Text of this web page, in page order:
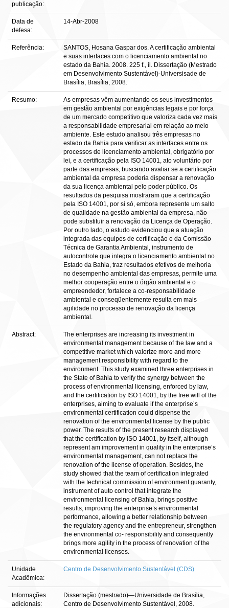
publicação:
Data de
defesa:
14-Abr-2008
Referência:
SANTOS, Hosana Gaspar dos. A certificação ambiental
e suas interfaces com o licenciamento ambiental no
estado da Bahia. 2008. 225 f., il. Dissertação (Mestrado
em Desenvolvimento Sustentável)-Universisade de
Brasília, Brasília, 2008.
Resumo:
As empresas vêm aumentando os seus investimentos
em gestão ambiental por exigências legais e por força
de um mercado competitivo que valoriza cada vez mais
a responsabilidade empresarial em relação ao meio
ambiente. Este estudo analisou três empresas no
estado da Bahia para verificar as interfaces entre os
processos de licenciamento ambiental, obrigatório por
lei, e a certificação pela ISO 14001, ato voluntário por
parte das empresas, buscando avaliar se a certificação
ambiental da empresa poderia dispensar a renovação
da sua licença ambiental pelo poder público. Os
resultados da pesquisa mostraram que a certificação
pela ISO 14001, por si só, embora represente um salto
de qualidade na gestão ambiental da empresa, não
pode substituir a renovação da Licença de Operação.
Por outro lado, o estudo evidenciou que a atuação
integrada das equipes de certificação e da Comissão
Técnica de Garantia Ambiental, instrumento de
autocontrole que integra o licenciamento ambiental no
Estado da Bahia, traz resultados efetivos de melhoria
no desempenho ambiental das empresas, permite uma
melhor cooperação entre o órgão ambiental e o
empreendedor, fortalece a co-responsabilidade
ambiental e conseqüentemente resulta em mais
agilidade no processo de renovação da licença
ambiental.
Abstract:
The enterprises are increasing its investment in
environmental management because of the law and a
competitive market which valorize more and more
management responsibility with regard to the
environment. This study examined three enterprises in
the State of Bahia to verify the synergy between the
process of environmental licensing, enforced by law,
and the certification by ISO 14001, by the free will of the
enterprises, aiming to evaluate if the enterprise’s
environmental certification could dispense the
renovation of the environmental license by the public
power. The results of the present research displayed
that the certification by ISO 14001, by itself, although
represent am improvement in quality in the enterprise’s
environmental management, can not replace the
renovation of the license of operation. Besides, the
study showed that the team of certification integrated
with the technical commission of environment guaranty,
instrument of auto control that integrate the
environmental licensing of Bahia, brings positive
results, improving the enterprise’s environmental
performance, allowing a better relationship between
the regulatory agency and the entrepreneur, strengthen
the environmental co- responsibility and consequently
brings more agility in the process of renovation of the
environmental licenses.
Unidade
Acadêmica:
Centro de Desenvolvimento Sustentável (CDS)
Informações
adicionais:
Dissertação (mestrado)—Universidade de Brasília,
Centro de Desenvolvimento Sustentável, 2008.